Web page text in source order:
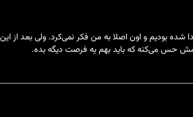
عشقم برگرده. ۷ ماه بود که از هم جدا شده بودیم و اون اصلا به من فکر
حس می‌کنه که باید بهم یه فرصت دیگه بده.